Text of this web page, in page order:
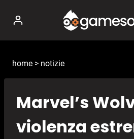
contenuto
home > notizie
Marvel’s
violenza